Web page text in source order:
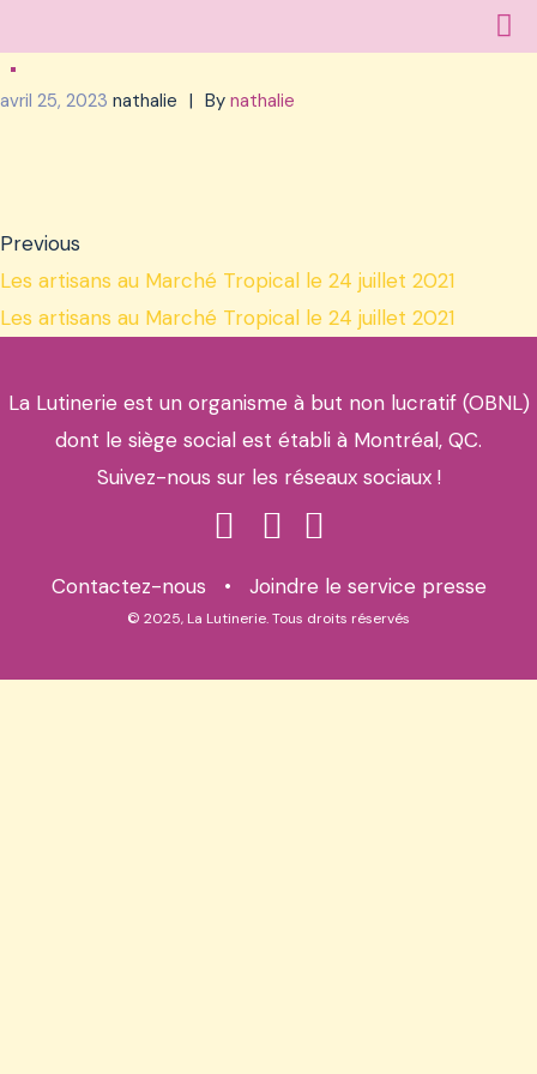
avril 25, 2023 nathalie By nathalie
Previous
Les artisans au Marché Tropical le 24 juillet 2021
Les artisans au Marché Tropical le 24 juillet 2021
La Lutinerie est un organisme à but non lucratif (OBNL)
dont le siège social est établi à Montréal, QC.
Suivez-nous sur les réseaux sociaux !
Contactez-nous • Joindre le service presse
© 2025, La Lutinerie. Tous droits réservés